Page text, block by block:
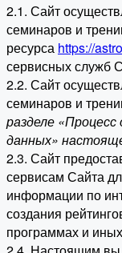
2.1. Сайт
семинаров и
ресурса https://
сервисных служб
2.2. Сайт
семинаров и
разделе
данных»
2.3. Сайт
сервисам Сайта
информации по
создания
программах и